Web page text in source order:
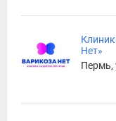
Нет»
Пермь,